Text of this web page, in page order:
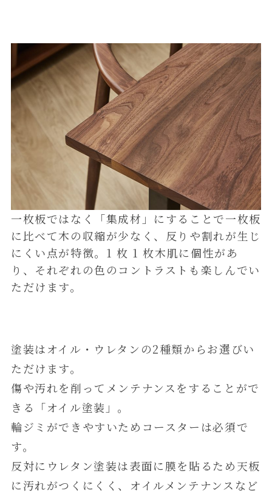
一枚板ではなく「集成材」にすることで一枚板
に比べて木の収縮が少なく、反りや割れが生じ
にくい点が特徴。1 枚 1 枚木肌に個性があ
り、それぞれの色のコントラストも楽しんでい
ただけます。
塗装はオイル・ウレタンの2種類からお選びい
ただけます。
傷や汚れを削ってメンテナンスをすることがで
きる「オイル塗装」。
輪ジミができやすいためコースターは必須で
す。
反対にウレタン塗装は表面に膜を貼るため天板
に汚れがつくにくく、オイルメンテナンスなど